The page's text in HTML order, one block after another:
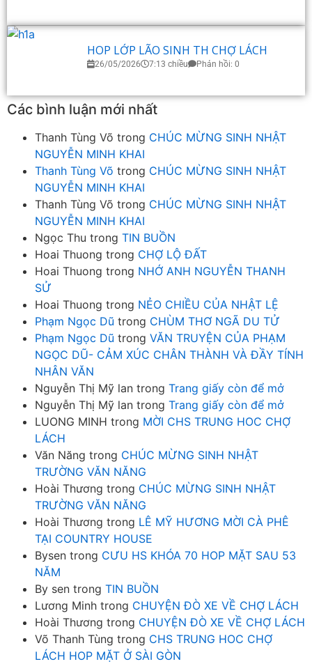
HOP LỚP LÃO SINH TH CHỢ LÁCH
26/05/2026 7:13 chiều Phản hồi: 0
Các bình luận mới nhất
Thanh Tùng Võ trong CHÚC MỪNG SINH NHẬT
NGUYỄN MINH KHAI
Thanh Tùng Võ trong CHÚC MỪNG SINH NHẬT
NGUYỄN MINH KHAI
Thanh Tùng Võ trong CHÚC MỪNG SINH NHẬT
NGUYỄN MINH KHAI
Ngọc Thu trong TIN BUỒN
Hoai Thuong trong CHỢ LỘ ĐẤT
Hoai Thuong trong NHỚ ANH NGUYỄN THANH
SỬ
Hoai Thuong trong NẺO CHIỀU CỦA NHẬT LỆ
Phạm Ngọc Dũ trong CHÙM THƠ NGÃ DU TỬ
Phạm Ngọc Dũ trong VĂN TRUYỆN CỦA PHẠM
NGỌC DŨ- CẢM XÚC CHÂN THÀNH VÀ ĐẦY TÍNH
NHÂN VĂN
Nguyễn Thị Mỹ lan trong Trang giấy còn để mở
Nguyễn Thị Mỹ lan trong Trang giấy còn để mở
LUONG MINH trong MỜI CHS TRUNG HOC CHỢ
LÁCH
Văn Năng trong CHÚC MỪNG SINH NHẬT
TRƯỜNG VĂN NĂNG
Hoài Thương trong CHÚC MỪNG SINH NHẬT
TRƯỜNG VĂN NĂNG
Hoài Thương trong LÊ MỸ HƯƠNG MỜI CÀ PHÊ
TẠI COUNTRY HOUSE
Bysen trong CƯU HS KHÓA 70 HOP MẶT SAU 53
NĂM
By sen trong TIN BUỒN
Lương Minh trong CHUYỆN ĐÒ XE VỀ CHỢ LÁCH
Hoài Thương trong CHUYỆN ĐÒ XE VỀ CHỢ LÁCH
Võ Thanh Tùng trong CHS TRUNG HOC CHỢ
LÁCH HOP MẶT Ở SÀI GÒN